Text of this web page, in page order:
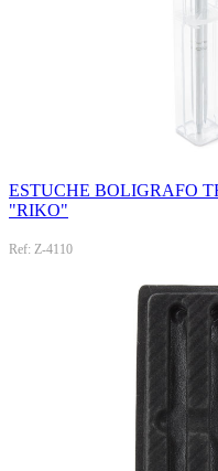
ESTUCHE BOLIGRAFO
"RIKO"
Ref: Z-4110